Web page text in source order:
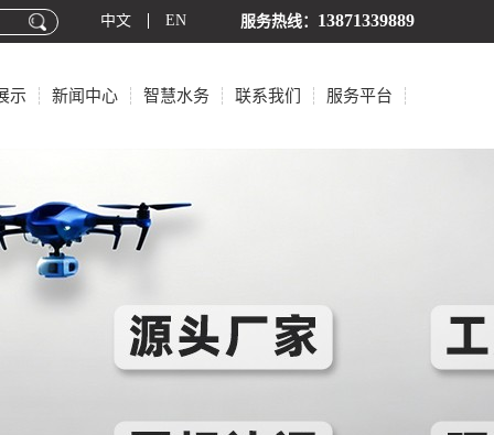
中文 EN 服务热线： 13871339889
示 新闻中心 智慧水务 联系我们 服务平台